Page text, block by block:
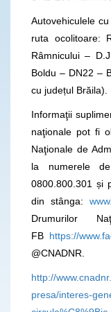
Autovehiculele
ruta ocolitoare:
Râmnicului –
Boldu – DN22 –
cu județul Brăila).
Informaţii
naţionale pot fi
Naţionale de
la numerele de
0800.800.301 și
din stânga:
Drumurilor
FB https://
@CNADNR.
http://
presa/interes-